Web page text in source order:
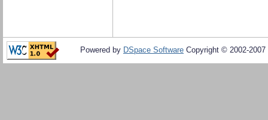
Powered by DSpace Software Copyright © 2002-2007